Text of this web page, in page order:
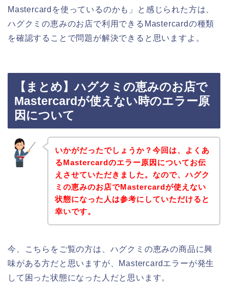
Mastercardを使っているのかも」と感じられた方は、
ハグクミの恵みのお店で利用できるMastercardの種類
を確認することで問題が解決できると思いますよ。
【まとめ】ハグクミの恵みのお店で
Mastercardが使えない時のエラー原
因について
いかがだったでしょうか？今回は、よくあ
るMastercardのエラー原因についてお伝
えさせていただきました。なので、ハグク
ミの恵みのお店でMastercardが使えない
状態になった人は参考にしていただけると
幸いです。
今、こちらをご覧の方は、ハグクミの恵みの商品に興
味がある方だと思いますが、Mastercardエラーが発生
して困った状態になった人だと思います。